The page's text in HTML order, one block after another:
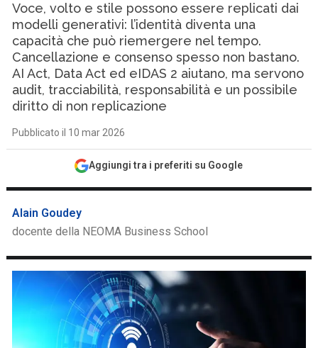
Voce, volto e stile possono essere replicati dai
modelli generativi: l’identità diventa una
capacità che può riemergere nel tempo.
Cancellazione e consenso spesso non bastano.
AI Act, Data Act ed eIDAS 2 aiutano, ma servono
audit, tracciabilità, responsabilità e un possibile
diritto di non replicazione
Pubblicato il 10 mar 2026
Aggiungi tra i preferiti su Google
Alain Goudey
docente della NEOMA Business School